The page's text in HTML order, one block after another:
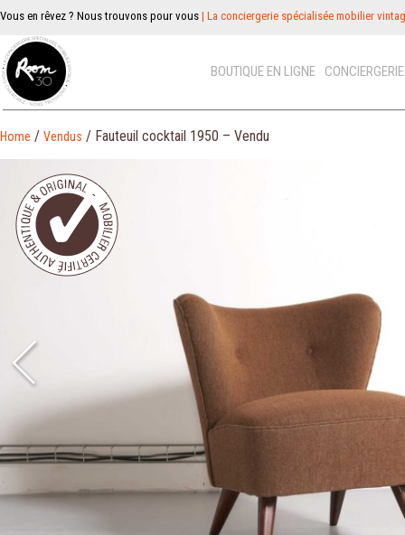
Vous en rêvez ? Nous trouvons pour vous | La conciergerie spécialisée mobilier
BOUTIQUE EN LIGNE
Home / Vendus / Fauteuil cocktail 1950 – Vendu